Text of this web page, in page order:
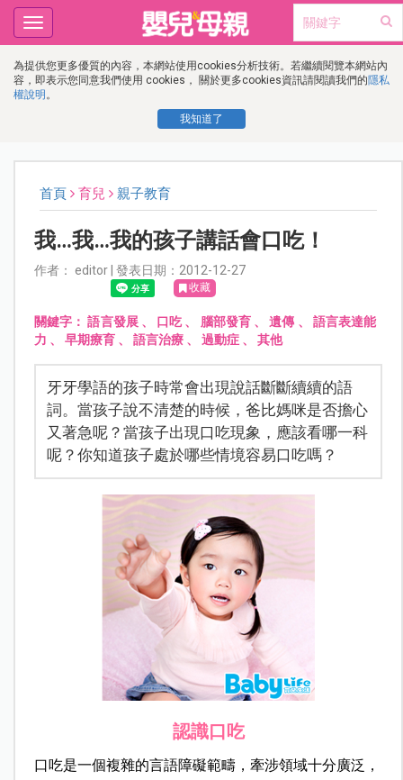
為提供您更多優質的內容，本網站使用cookies分析技術。若繼續閱覽本網站內
容，即表示您同意我們使用 cookies， 關於更多cookies資訊請閱讀我們的隱私
權說明 。
我知道了
Toggle
navigation
首頁 育兒 親子教育
我…我…我的孩子講話會口吃！
作者： editor | 發表日期：2012-12-27
收藏
關鍵字：語言發展、 口吃、 腦部發育、遺傳 、 語言表達能
力 、 早期療育、 語言治療、 過動症、 其他
牙牙學語的孩子時常會出現說話斷斷續續的語
詞。當孩子說不清楚的時候，爸比媽咪是否擔心
又著急呢？當孩子出現口吃現象，應該看哪一科
呢？你知道孩子處於哪些情境容易口吃嗎？
認識口吃
口吃是一個複雜的言語障礙範疇，牽涉領域十分廣泛，